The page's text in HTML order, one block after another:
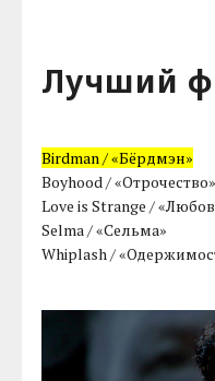
Лучший
Birdman / «Бёрдмэн»
Boyhood / «Отрочество»
Love is Strange /
Selma / «Сельма»
Whiplash /